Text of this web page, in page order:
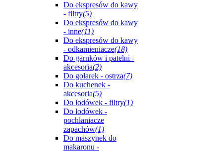
Do ekspresów do kawy
- filtry(5)
Do ekspresów do kawy
- inne(11)
Do ekspresów do kawy
- odkamieniacze(18)
Do garnków i patelni -
akcesoria(2)
Do golarek - ostrza(7)
Do kuchenek -
akcesoria(5)
Do lodówek - filtry(1)
Do lodówek -
pochłaniacze
zapachów(1)
Do maszynek do
makaronu -